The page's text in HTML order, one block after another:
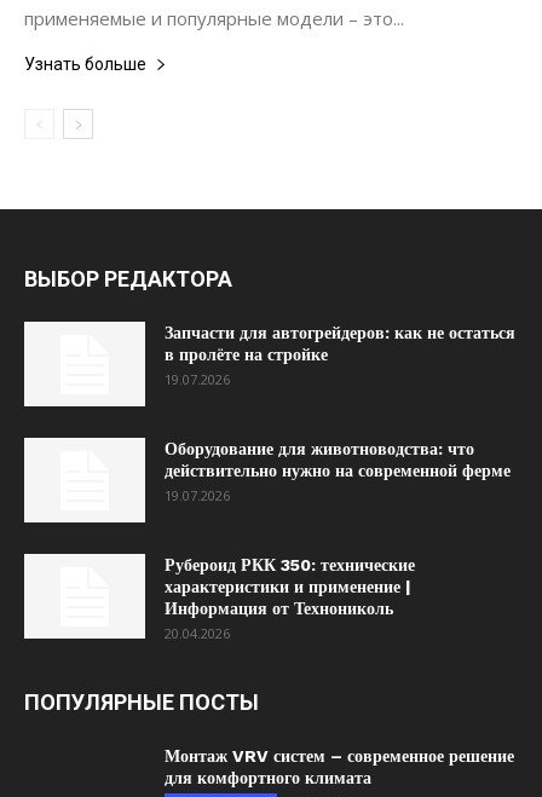
применяемые и популярные модели – это...
Узнать больше
ВЫБОР РЕДАКТОРА
Запчасти для автогрейдеров: как не остаться
в пролёте на стройке
19.07.2026
Оборудование для животноводства: что
действительно нужно на современной ферме
19.07.2026
Рубероид РКК 350: технические
характеристики и применение |
Информация от Технониколь
20.04.2026
ПОПУЛЯРНЫЕ ПОСТЫ
Монтаж VRV систем – современное решение
для комфортного климата